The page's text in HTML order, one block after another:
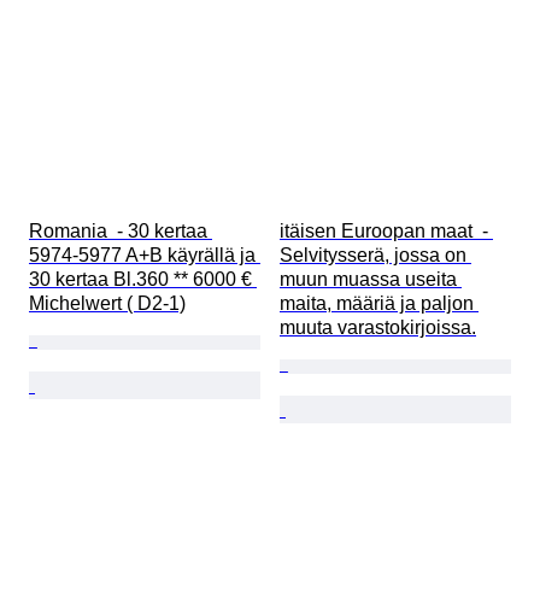
Romania  - 30 kertaa
5974-5977 A+B käyrällä ja
30 kertaa Bl.360 ** 6000 €
Michelwert ( D2-1)
itäisen Euroopan maat  -
Selvitysserä, jossa on
muun muassa useita
maita, määriä ja paljon
muuta varastokirjoissa.